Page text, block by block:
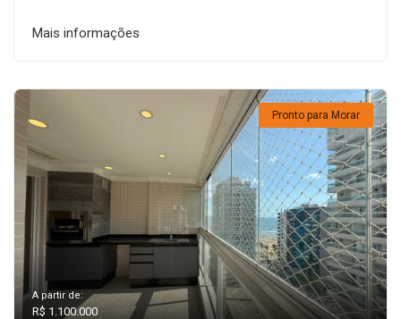
Mais informações
Pronto para Morar
A partir de:
R$ 1.100.000